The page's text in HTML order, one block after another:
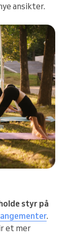
ansikter.
styr på
.
et mer